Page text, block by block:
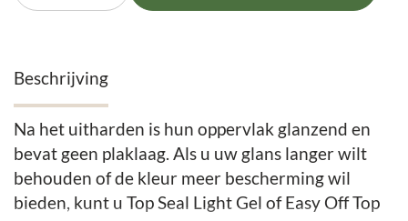
Beschrijving
Na het uitharden is hun oppervlak glanzend en
bevat geen plaklaag. Als u uw glans langer wilt
behouden of de kleur meer bescherming wil
bieden, kunt u Top Seal Light Gel of Easy Off Top